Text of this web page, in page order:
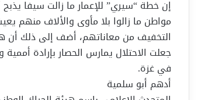
مواطن ما زالوا بلا مأوى والألاف منهم
التخفيف من معاناتهم، أضف إلى ذلك أن
جعلت الاحتلال يمارس الحصار بإرادة
في غزة.
أدهم أبو سلمية